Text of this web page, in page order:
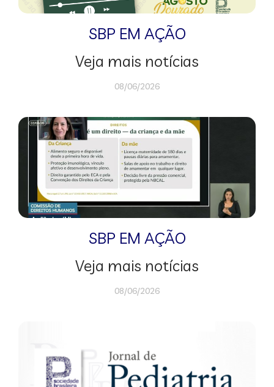
SBP EM AÇÃO
Veja mais notícias
08/06/2026
SBP EM AÇÃO
Veja mais notícias
08/06/2026